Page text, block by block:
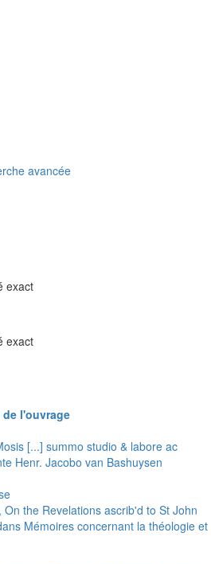
avancée
exact
exact
de l'ouvrage
[...] summo studio & labore ac
Henr. Jacobo van Bashuysen
the Revelations ascrib'd to St John
Mémoires concernant la théologie et